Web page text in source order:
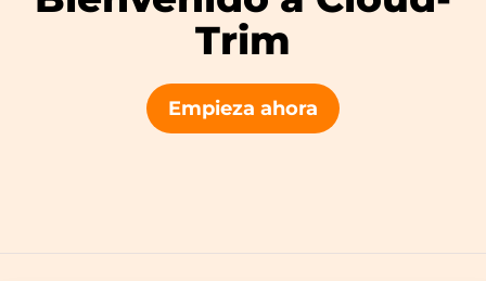
Trim
Empieza ahora